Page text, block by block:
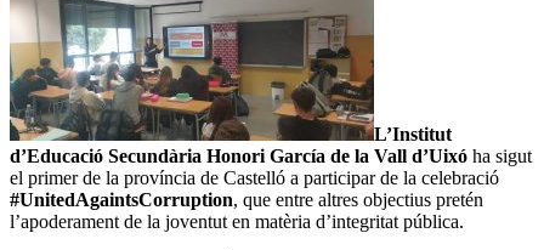
L’Institut
d’Educació Secundària Honori García de la Vall d’Uixó ha sigut
el primer de la província de Castelló a participar de la celebració
#UnitedAgaintsCorruption, que entre altres objectius pretén
l’apoderament de la joventut en matèria d’integritat pública.